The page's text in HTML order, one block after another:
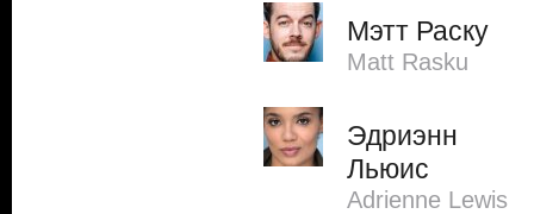
Мэтт Раску
Matt Rasku
Эдриэнн
Льюис
Adrienne Lewis